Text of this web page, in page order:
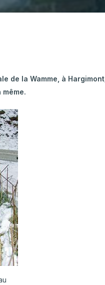
de la Wamme, à Hargimont,